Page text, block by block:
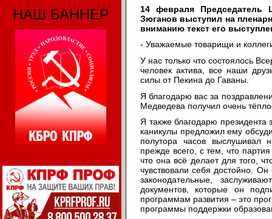
НАШ БАННЕР
14 февраля
Зюганов выступил на
вниманию текст его
- Уважаемые товарищи и
У нас только что состоялось
человек актива, все наши
силы от Пекина до Гаваны.
Я благодарю вас за
Медведева получил очень
Я также благодарю
каникулы предложил ему
полутора часов выслушивал
прежде всего, с тем, что
что она всё делает для того,
чувствовали себя достойно.
законодательные,
документов, которые он
программам развития – это
программы поддержки